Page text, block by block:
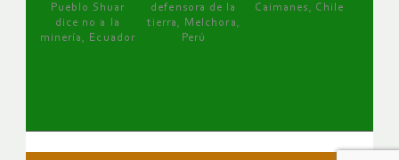
Pueblo Shuar
dice no a la
minería, Ecuador
defensora de la
tierra, Melchora,
Perú
Caimanes, Chile